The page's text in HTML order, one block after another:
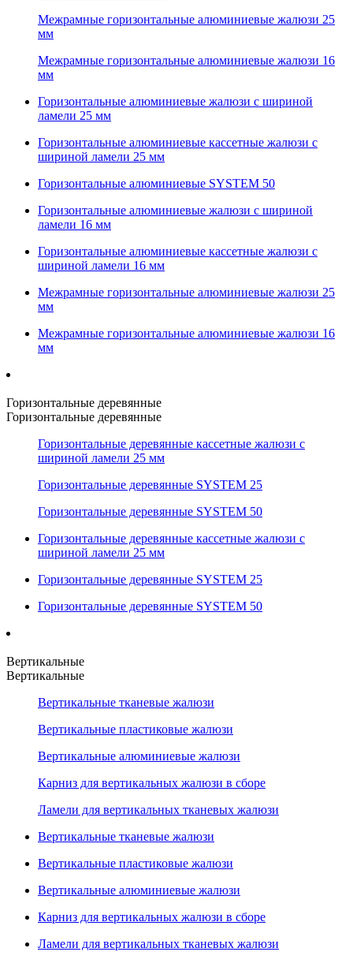
Межрамные горизонтальные алюминиевые жалюзи 25
мм
Межрамные горизонтальные алюминиевые жалюзи 16
мм
Горизонтальные алюминиевые жалюзи с шириной
ламели 25 мм
Горизонтальные алюминиевые кассетные жалюзи с
шириной ламели 25 мм
Горизонтальные алюминиевые SYSTEM 50
Горизонтальные алюминиевые жалюзи с шириной
ламели 16 мм
Горизонтальные алюминиевые кассетные жалюзи с
шириной ламели 16 мм
Межрамные горизонтальные алюминиевые жалюзи 25
мм
Межрамные горизонтальные алюминиевые жалюзи 16
мм
Горизонтальные деревянные
Горизонтальные деревянные
Горизонтальные деревянные кассетные жалюзи с
шириной ламели 25 мм
Горизонтальные деревянные SYSTEM 25
Горизонтальные деревянные SYSTEM 50
Горизонтальные деревянные кассетные жалюзи с
шириной ламели 25 мм
Горизонтальные деревянные SYSTEM 25
Горизонтальные деревянные SYSTEM 50
Вертикальные
Вертикальные
Вертикальные тканевые жалюзи
Вертикальные пластиковые жалюзи
Вертикальные алюминиевые жалюзи
Карниз для вертикальных жалюзи в сборе
Ламели для вертикальных тканевых жалюзи
Вертикальные тканевые жалюзи
Вертикальные пластиковые жалюзи
Вертикальные алюминиевые жалюзи
Карниз для вертикальных жалюзи в сборе
Ламели для вертикальных тканевых жалюзи